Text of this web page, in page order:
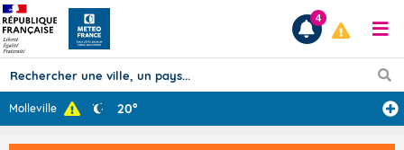
Prévisions
4
Molleville 20°